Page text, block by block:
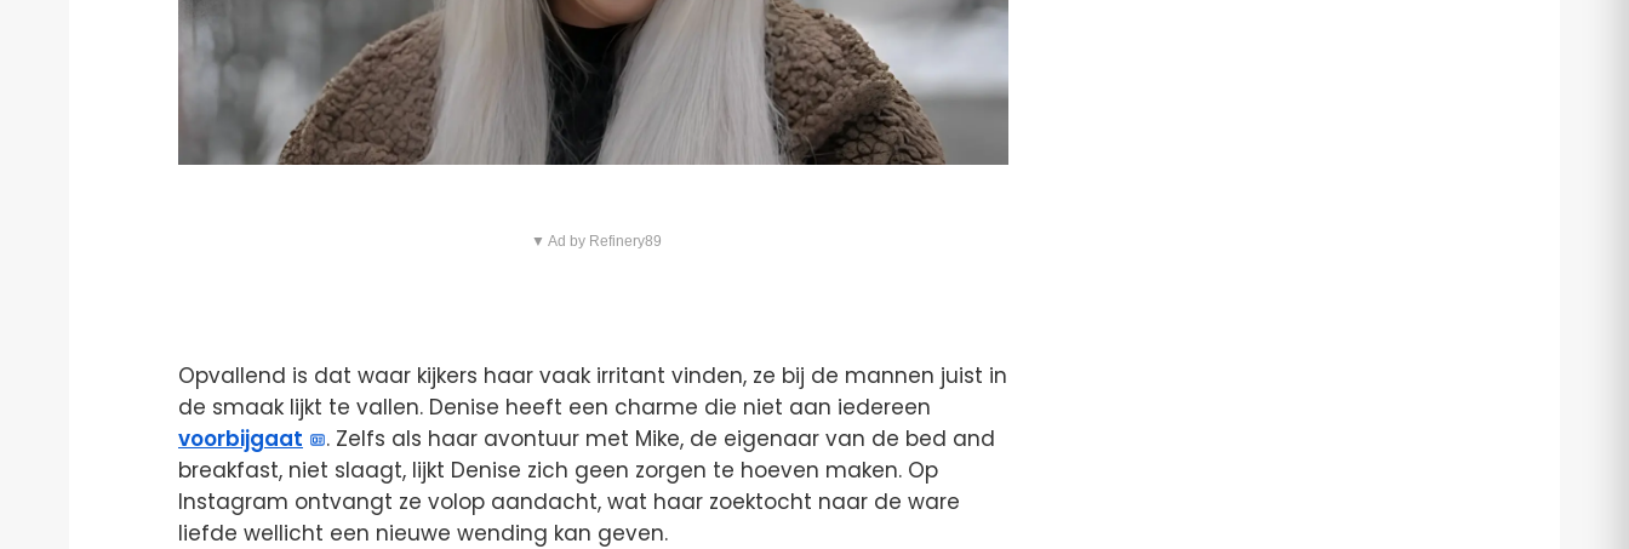
▼ Ad by Refinery89
Opvallend is dat waar kijkers haar vaak irritant vinden, ze bij de mannen juist in
de smaak lijkt te vallen. Denise heeft een charme die niet aan iedereen
voorbijgaat
. Zelfs als haar avontuur met Mike, de eigenaar van de bed and
breakfast, niet slaagt, lijkt Denise zich geen zorgen te hoeven maken. Op
Instagram ontvangt ze volop aandacht, wat haar zoektocht naar de ware
liefde wellicht een nieuwe wending kan geven.